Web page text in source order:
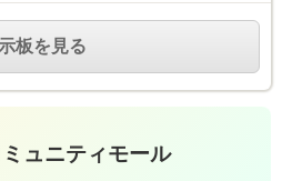
板を見る
ュニティモール